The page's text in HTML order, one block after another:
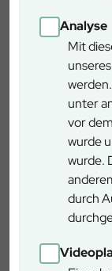
Analyse
Mit
unter
vor
wurde
wurde.
durch
Weitere
Ausflugszielen
Steigerwald e.V.
Tipps rund um
finden Sie hier